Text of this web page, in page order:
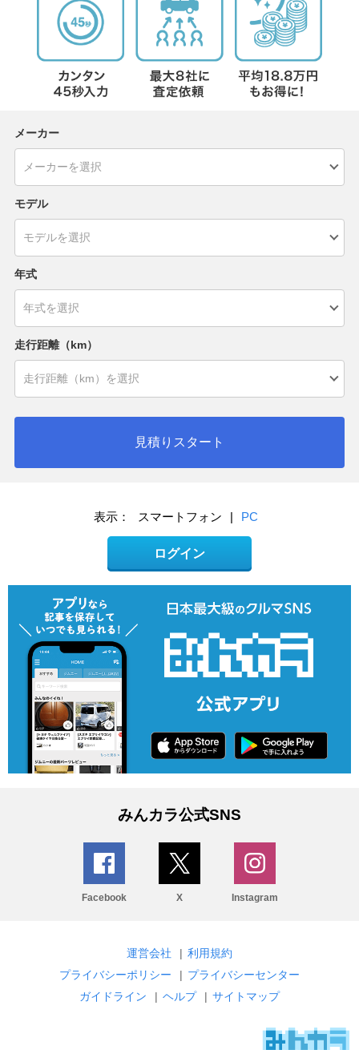
メーカー
モデル
年式
走行距離（km）
見積りスタート
表示： スマートフォン | PC
ログイン
みんカラ公式SNS
Facebook X Instagram
運営会社 | 利用規約
プライバシーポリシー
| プライバシーセンター
ガイドライン
| ヘルプ | サイトマップ